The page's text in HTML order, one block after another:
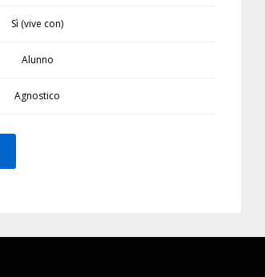
Sì (vive con)
Alunno
Agnostico